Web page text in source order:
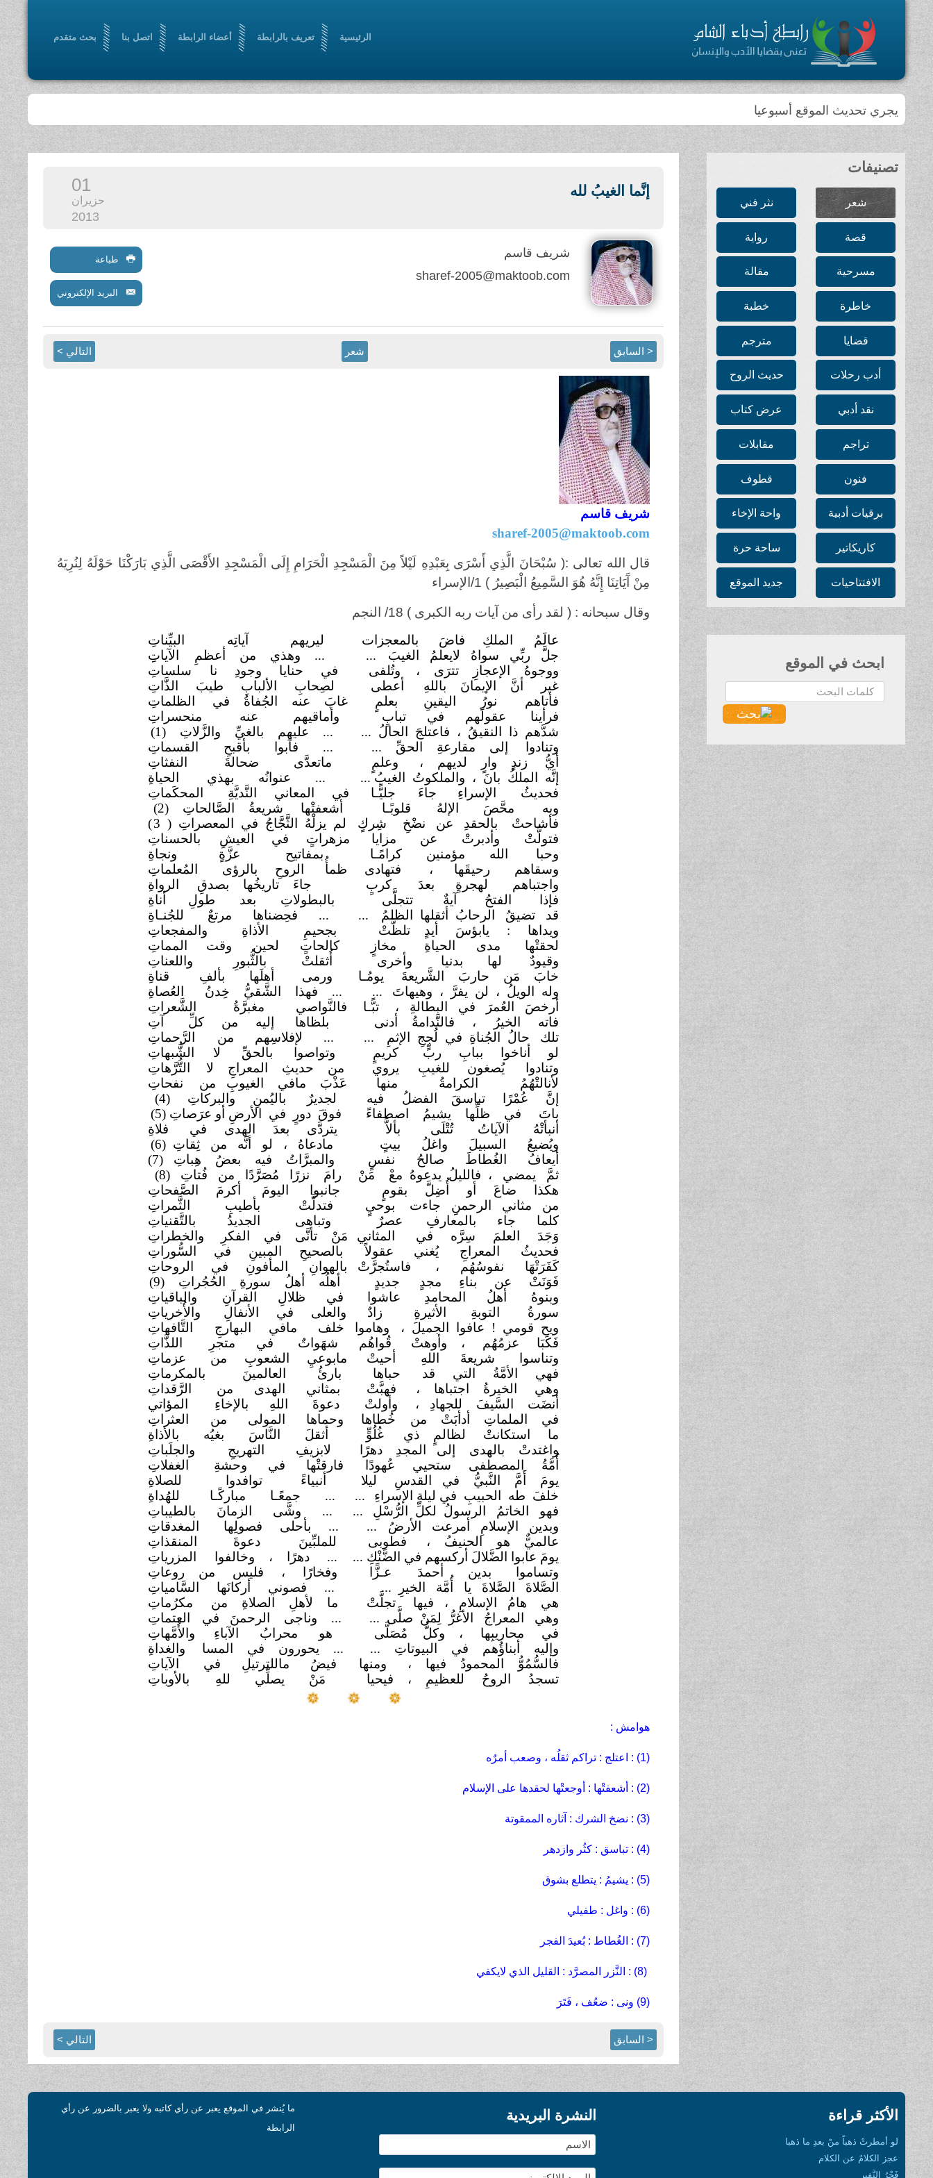
الرئيسية تعريف بالرابطة أعضاء الرابطة اتصل بنا بحث متقدم
يجري تحديث الموقع أسبوعيا
تصنيفات
شعر نثر فني
قصة رواية
مسرحية مقالة
خاطرة خطبة
قضايا مترجم
أدب رحلات حديث الروح
نقد أدبي عرض كتاب
تراجم مقابلات
فنون قطوف
برقيات أدبية واحة الإخاء
كاريكاتير ساحة حرة
الافتتاحيات جديد الموقع
ابحث في الموقع
البحث...
إنَّما الغيبُ لله 01
حزيران
2013
شريف قاسم
sharef-2005@maktoob.com
طباعة
البريد الإلكتروني
< السابق شعر التالي >
شريف قاسم
sharef-2005@maktoob.com
قال الله تعالى :( سُبْحَانَ الَّذِي أَسْرَى بِعَبْدِهِ لَيْلاً مِنَ الْمَسْجِدِ الْحَرَامِ إِلَى الْمَسْجِدِ الأَقْصَى الَّذِي بَارَكْنَا حَوْلَهُ لِنُرِيَهُ
مِنْ آَيَاتِنَا إِنَّهُ هُوَ السَّمِيعُ الْبَصِيرُ ) 1/الإسراء
وقال سبحانه : ( لقد رأى من آيات ربه الكبرى ) 18/ النجم
عالَمُ الملكِ فاضَ
بالمعجزات
جلَّ ربِّي سواهُ لايعلمُ الغيبَ
...
ووجوهُ الإعجازِ تترَى ،
وتُلفى
غير أنَّ الإيمانَ باللهِ
أعطى
فأتاهم نورُ اليقينِ
بعلمٍ
فرأينا عقولََهم في تبابٍ
شدَّهم ذا النقيقُ ، فاعتلجَ الحالُ ...
وتنادوا إلى مقارعةِ الحقِّ ...
أيُّ زندٍ وارٍ لديهم ،
وعلمٍ
إنَّه الملكُ بانَ ، والملكوتُ الغيبُ ...
فحديثُ الإسراءِ جاءَ
جليًّـا
وبه محَّصَ الإلهُ
قلوبًـا
فأشاحتْ بالحقدِ عن نضْخِ
شِركٍ
فتولَّتْ وأدبرتْ عن
مزايا
وحبا الله مؤمنين كرامًـا
وسقاهم رحيقَها ،
فتهادى
واجتباهم لهجرةٍ بعدَ
كربٍ
فإذا الفتحُ آيةٌ
تتجلَّى
قد تضيقُ الرحابُ أثقلها الظلمُ
...
ويداها : يابؤسَ أيدٍ تلظَّتْ
لحقتْها مدى الحياةِ
مخازٍ
وقيودٌ لها بدنيا
وأخرى
خابَ مَن حاربَ الشَّريعةَ
يومُـا
وله الويلُ ، لن يفرَّ ، وهيهاتَ
...
أرخصَ العُمرَ في البطالةِ ،
تبًّـا
فاته الخيرُ ، فالنَّدامةُ أدنى
تلك حالُ الجُناةِ في لُججِ الإثمِ
...
لو أناخوا ببابِ ربٍّ
كريمٍ
وتنادوا يُصغون للغيبِ
يروي
لأنالتْهُمُ الكرامةُ
منها
إنَّ عُمْرًا تباسقَ الفضلُ
فيه
باتَ في ظلِّها يشيمُ اصطفاءً
أنبأتْهُ الآياتُ تُتْلَى
بألاَّ
ويُضيعُ السبيلَ واغلُ بيتٍ
أيعافُ الغُطاطَ صالحُ
نفسٍ
ثمَّ يمضي ، فالليلُ يدعوهُ معْ
مَنْ
هكذا ضاعَ أو أُضِلَّ بقومٍ
من مثاني الرحمنِِ جاءت
بوحيٍ
كلما جاء بالمعارفِ
عصرٌ
وَجَدَ العلمَ سِرَّه في
المثاني
فحديثُ المعراجِ يُغني
عقولاً
كَفَرَتْهَا نفوسُهُم ،
فاستُجرَّتْ
فَوَنَتْ عن بناءِ مجدٍ
جديدٍ
وبنوهُ أهلُ المحامدِ
عاشوا
سورةُ التوبةِ الأثيرةِ
زادٌ
ويح قومي ! عافوا الجميلَ ،
وهاموا
فَكَبَا عزمُهُم ، وأوهتْ
قُواهُم
وتناسوا شريعةَ اللهِ
أحيتْ
فهي الأمَّةُ التي قد
حباها
وهي الخيرةُ اجتباها ،
فهبَّتْ
أنضَت السَّيفَ للجهادِ ،
وأولتْ
في الملماتِ أدأبَتْ من
خُطاها
ما استكانتْ لظالمٍ ذي
غُلُوٍّ
واغتدتْ بالهدى إلى المجدِ
دهرًا
أُمَّةُ المصطفى ستحيي عُهودًا
يومَ أَمَّ النَّبيُّ في القدسِ
ليلا
خلفَ طه الحبيبِ في ليلةِ الإسراءِ
...
فهو الخاتمُ الرسولُ لكلِّ الرُّسْلِ
...
وبدين الإسلامِ أمرعت الأرضُ
...
عالميٌّ هو الحنيفُ ،
فطوبى
يومَ عابوا الضَّلالَ أركسهم في الضَّنْكِ ...
وتساموا بدين أحمدَ
عـزًّا
الصَّلاةَ الصَّلاةَ يا أُمَّة الخيرِ ...
هي هامُ الإسلامِ ، فيها
تجلَّتْ
وهي المعراجُ الأغرُّ لِمَنْ صلَّى ...
في محاريبِها ، وكلُّ
مُصَلَّى
وإليه أبناؤُهم في البيوتاتِ ...
فالسُّمُوُّ المحمودُ فيها ،
ومنها
تسجدُ الروحُ للعظيمِ ، فيحيا
ليريهم آياتِه
البيِّناتِ
... وهذي من أعظمِ
الآياتِِ
في حنايا وجودِ نا
سلساتِ
لصِحابِ الألبابِ طيبَ الذَّاتِ
غابَ عنه الجُفاةُ في
الظلماتِ
وأماقيهم عنه
منحسراتِ
... عليهم بالغيِّ والزَّلاتِ (1)
... فآبوا بأقبحِ
القسماتِ
ماتعدَّى ضحالةَ
النفثاتِ
... عنوانُه بهذي
الحياةِ
في المعاني النَّديَّةِ
المحكَماتِ
أشعفتْها شريعةُ الصَّالحاتِ (2)
لم يزلْهُ الثَّجَّاجُ في المعصراتِ ( 3)
مزهراتٍ في العيشِ
بالحسناتِ
بمفاتيح عزَّةٍ ونجاةِ
ظمأُ الروحِ بالرؤى
المُعلماتِ
جاءَ تاريخُها بصدقِ
الرواةِ
بالبطولاتِ بعد طولِ
أناةِ
... فحِضناها مرتعٌ
للجُنـاةِ
بجحيمِ الأذاةِ
والمفجعاتِ
كالحاتٍ لحين وقت
المماتِ
أُثقلتْ بالثُّبورِ
واللعناتِ
ورمى أهلَها بألفِ
قناةِ
... فهذا الشَّقيُّ خِدنُ
العُصاةِ
فالنَّواصي مغبرَّةُ
الشَّعراتِ
بلظاها إليه من كلِّ
آتِ
... لإفلاسِهم من
الرَّحماتِ
وتواصوا بالحقِّ لا
الشُّبهاتِ
من حديثِ المعراجِ لا
التُّرَّهاتِ
عَذْبَ مافي الغيوبِ من
نفحاتِ
لجديرٌ باليُمنِ والبركاتِ (4)
فوقَ دورٍ في الأرضِ أو عرَصاتِ (5)
يتردَّى بعدَ الهدى في
فلاةِ
مادعاهُ ، لو أنَّه من ثِقاتِ (6)
والمبرَّاتُ فيه بعضُ هِباتِ (7)
رامَ نزرًا مُصَرَّدًا من فُتاتِ (8)
جانبوا اليومَ أكرمَ الصَّفحاتِ
فتدلَّتْ بأطيبِ الثَّمراتِ
وتباهى الجديدُ بالتَّقنياتِ
مَنْ تأنَّى في الفكرِ
والخطراتِ
بالصحيحِ المبينِ في السُّوراتِ
بالهوانِ المأفونِ في الروحاتِ
أهلُه أهلُ سورةِ الحُجُراتِ (9)
في ظلالِ القرآنِ
والباقياتِ
والعلى في الأنفالِ
والأُخرياتِ
خلف مافي البهارجِ
التَّافهاتِ
شهَواتٌ في متجرِ
اللذَّاتِ
مابوعيِ الشعوبِ من
عزماتِ
بارئُ العالمينَ
بالمكرماتِ
بمثاني الهدى من
الرَّقداتِ
دعوةَ اللهِ بالإخاءِ
المؤاتي
وحماها المولى من
العثراتِ
أثقلَ النَّاسَ بغيُه بالأذاةِ
لابزيفِ التهريجِ
والجلَباتِ
فارقتْها في وحشةِ
الغفلاتِ
أنبياءً توافدوا
للصلاةِ
... جمعًـا مباركًـا
للهُداةِ
... وشَّى الزمانَ بالطيباتِ
... بأحلى فصولِها
المغدقاتِ
للملبِّينَ دعوةَ
المنقذاتِ
... دهرًا ، وخالفوا
المزرياتِ
وفخارًا ، فليس من روعاتِ
... فصوني أركانَها السَّامياتِ
ما لأهلِ الصلاةِ من
مكرُماتِ
... وناجى الرحمنَ في
العتماتِ
هو محرابُ الآباءِ
والأُمَّهاتِ
... يحورون في المسا
والغداةِ
فيضُ ماللترتيلِ في
الآياتِ
مَنْ يصلِّي للهِ
بالأوباتِ
هوامش :
(1) : اعتلج : تراكم ثقلُه ، وصعب أمرٌه
(2) : أشعفتْها : أوجعتْها لحقدها على الإسلام
(3) : نضخ الشرك : آثاره الممقوتة
(4) : تباسق : كثُر وازدهر
(5) : يشيمُ : يتطلع بشوق
(6) : واغل : طفيلي
(7) : الغُطاط : بُعيدَ الفجر
(8) : النَّزر المصرَّد : القليل الذي لايكفي
(9) ونى : ضعُف ، فَتَرَ
< السابق التالي >
الأكثر قراءة
لو أمطرتْ ذهباً منْ بعدِ ما ذهبا
عجز الكلامُ عن الكلام
فَجْرُ النَّفير
النشرة البريدية
ما يُنشر في الموقع يعبر عن رأي كاتبه ولا يعبر بالضرور عن رأي
الرابطة